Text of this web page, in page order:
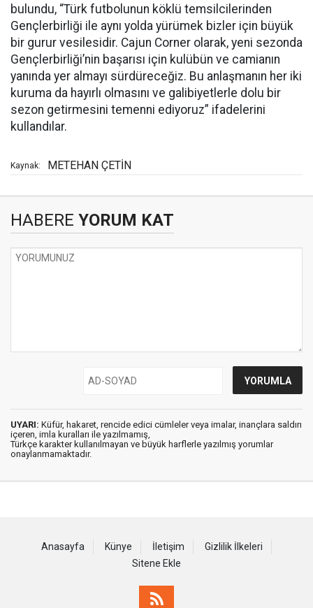
bulundu, “Türk futbolunun köklü temsilcilerinden
Gençlerbirliği ile aynı yolda yürümek bizler için büyük
bir gurur vesilesidir. Cajun Corner olarak, yeni sezonda
Gençlerbirliği’nin başarısı için kulübün ve camianın
yanında yer almayı sürdüreceğiz. Bu anlaşmanın her iki
kuruma da hayırlı olmasını ve galibiyetlerle dolu bir
sezon getirmesini temenni ediyoruz” ifadelerini
kullandılar.
Kaynak: METEHAN ÇETİN
HABERE YORUM KAT
UYARI: Küfür, hakaret, rencide edici cümleler veya imalar, inançlara saldırı
içeren, imla kuralları ile yazılmamış,
Türkçe karakter kullanılmayan ve büyük harflerle yazılmış yorumlar
onaylanmamaktadır.
Anasayfa Künye İletişim
Gizlilik İlkeleri
Sitene Ekle